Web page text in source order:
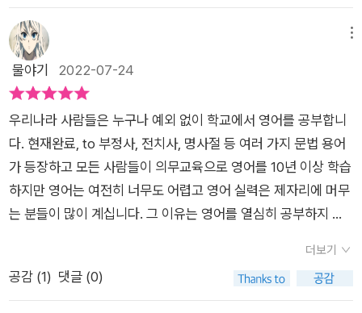
이야기하면서뭐니 뭐니해도 덕질만큼 재밌는 공부 접근도 없어
보였다.​다시 영어 공부의 활력을 찾게 되는 기분이 든다.​읽을 책
의 난이도와 콘텐츠를 굳이 '학습용'으로 국한하지 않았으면 합니
다.​아이가 책을 레벨별로 나눠서 오로지 읽기 훈련용으로만 대하
는 걸 원치 않습니다.책을 좋아하는 사람이 되길 원해요.한국어
책, 영어책 모두 자유롭게 읽을 수 있다면 '노는 물'이 더 넓어진다
고 생각하고요.p158-159​사실 궁극적인 목표이기도 하다.​최종적
으로 달성하고 싶은 실현 가능한 목표이기도 바란다.​책덕후인 내
가 한글 책은 마음껏 신나게 읽으면서원서로 된 책 앞에선 한없이
싶은 갈증이 늘 있었다.​그런데도 감히 도전할 수 없는 영역이란
이유로아주 쉽게 포기하고 번역본을 들여다본다.​지금 아이가 책
을 좋아하는 것이한국어 책에만 국한되어 있지 않았으면 하는 바
철저하게 장기전이다. 이게 정말 어렵다. 실력을 기껏 쌓아도 한
동안 멀리하면 어느새 감이 다 죽는다. 초급수준에서 멈추면 영어
공부를 시작한 의미가 없다. 열정적이게 공부 하다가도 영어를 잠
깐만 손에서 놓으면 실력이 뚝 떨어지게 된다. 정체되어 늘지 않
죽어라 읽는다고 해서 재산이 불어나지 않듯이, 영어학습서만 많
이 읽는다고 실력이 늘지 않는다.흔들림 없는 완벽함보다 중요한
것은 완결성이다. 높은 수준의 영어실력보다는 침착함, 대범함,
깡 멘탈이 큰 역할을 한다. 마지막으로 고수와의 인터뷰 시드니
대학생 편이 인상깊었다.영어학원을 한 번도 안다니고, 외국대학
에 진학한 비결은영어유치원, 영어학원도 다니지 않았다. 대신 어
머니가 항상 영어를 들려주셨다. 아침에 일어나자마자 영어방송
한 영어를 구사하긴 어렵다고 말했다. 다시 말해 영어를 잘 하고
싶다면 네이티브 같은 유창한 영어를 구사해야 한다는 집착에서
벗어나야 한다는 이야기다.모든 한국 사람들이 표준어를 쓰지도,
맞춤법을 정확하게 지키는 것도 아니지만 의사소통하는데 문제
가 없듯이 영어도 너무 엄격한 기준을 정해 놓아서는 안 된다는
것이다. 저자는 영어공부에 늦은 때는 없다며 완벽하게 구사하려
는 '겉멋 영어'가 아닌 '진짜 영어' 실력을 키우는데 애쓸 때라고
말했다.저자는 영어공부뿐만 아니라 그 어떤 목표도 쉬운 길은 없
다, '틀리면 좀 어때?' 하고 씩씩하게 입을 떼야 말하기 실력이 좋
어려울 정도로 많지만 해마다 영어 완전 정복을 외치는 사람들도
여전히 많다. 이 책은 그런 사람들을 위해 올바른 영어공부 가이
드를 제시하고 있다.p.86국어에서는 문장 앞머리에 '그럼에도 불
영어 실력으로 변신시켜 줄 방구석 어학연수 프로젝트를 알려줄
거라고 한다.사람들은 반기문영어를 원하지 않는다고 한다.단어
장, 숙어장, 문법책을 끼고 열심히 공부한 것 이상의 영어가 필요
다고 한다.네이티브 영어의 미덕은 화려한 발음과 빠르기가 아니
라 쉬운 영어라고 한다.저자는 딸을 영어 유치원에 보냈는데 틀린
문법이나 틀린 표현이 많았다고 한다.외국어 완전 정복은 불가능
하다.저자는 통역 영어와 일상 영어가 달라서 편안한 구어체 영어
를 따로 신경 써서 공부한다고 했다.저자는 통역대학원을 준비하
는데 살구라는 단어를 몰라서 단어장을 찾는데 캐나다에서 공부
하고 온 언니가 통역대학원 준비하는 애가 살구라는 단어도 모르
물야기 2022-07-24
우리나라 사람들은 누구나 예외 없이 학교에서 영어를 공부합니
다. 현재완료, to 부정사, 전치사, 명사절 등 여러 가지 문법 용어
가 등장하고 모든 사람들이 의무교육으로 영어를 10년 이상 학습
하지만 영어는 여전히 너무도 어렵고 영어 실력은 제자리에 머무
는 분들이 많이 계십니다. ​그 이유는 영어를 열심히 공부하지 않
이 잘못된 경우도 있을 수 있다는 생각이 들었습니다. 이 책에서
는 영어를 바라봄에 있어서 영어는 단순히 학교 내에서나 책에서
더보기
공감 (1) 댓글 (0)